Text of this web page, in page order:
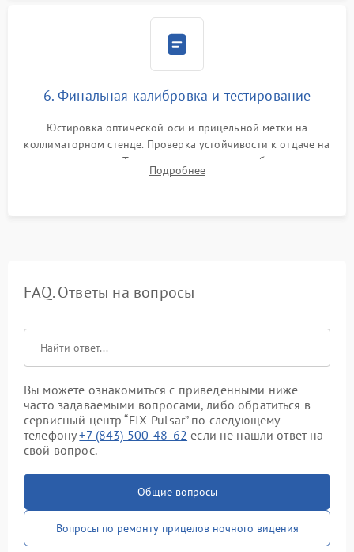
6. Финальная калибровка и тестирование
Юстировка оптической оси и прицельной метки на
коллиматорном стенде. Проверка устойчивости к отдаче на
ударном стенде. Тестирование качества изображения в
темноте, дальности обнаружения и корректной работы всех
Подробнее
FAQ. Ответы на вопросы
Вы можете ознакомиться с приведенными ниже
часто задаваемыми вопросами, либо обратиться в
сервисный центр “FIX-Pulsar” по следующему
телефону+7 (843) 500-48-62 если не нашли ответ на
свой вопрос.
Общие вопросы
Вопросы по ремонту прицелов ночного видения